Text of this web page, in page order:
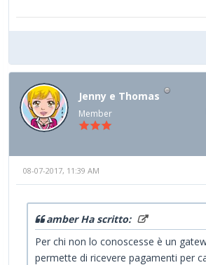
Jenny e Thomas
Member
08-07-2017, 11:39 AM
amber Ha scritto:
Per chi non lo conoscesse è un
permette di ricevere pagamenti per